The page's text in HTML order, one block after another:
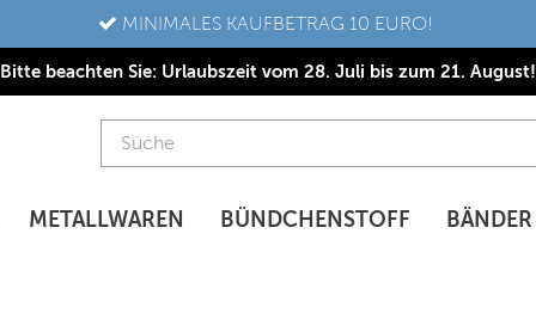
MINIMALES KAUFBETRAG 10 EURO!
Bitte beachten Sie: Urlaubszeit vom 28. Juli bis zum 21. August!
METALLWAREN BÜNDCHENSTOFF BÄNDER